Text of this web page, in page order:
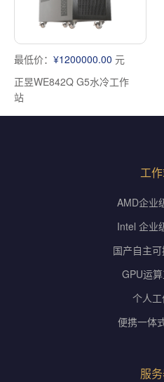
最低价： ¥1200000.00 元
正昱WE842Q G5水冷工作
站
工
AMD企业
Intel 企业
国产自主
GPU运
个人
便携一体
服